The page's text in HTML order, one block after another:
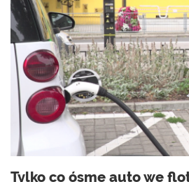
Tylko co ósme auto we